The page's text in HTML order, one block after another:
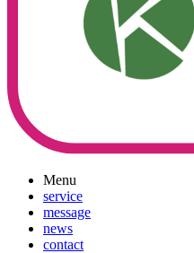
Menu
service
message
news
contact